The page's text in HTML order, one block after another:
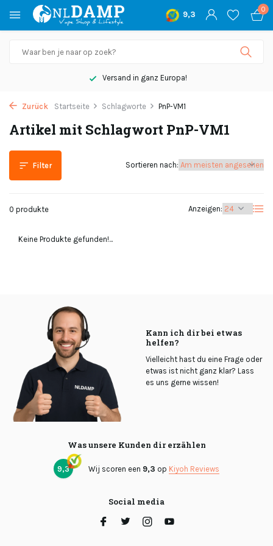
9,3
0
Versand in ganz Europa!
Zurück Startseite Schlagworte PnP-VM1
Artikel mit Schlagwort PnP-VM1
Filter
0 produkte Anzeigen:
Sortieren nach:
Keine Produkte gefunden!...
Kann ich dir bei etwas
helfen?
Vielleicht hast du eine Frage oder
etwas ist nicht ganz klar? Lass
es uns gerne wissen!
Was unsere Kunden dir erzählen
9,3 Wij scoren een 9,3 op Kiyoh Reviews
Social media